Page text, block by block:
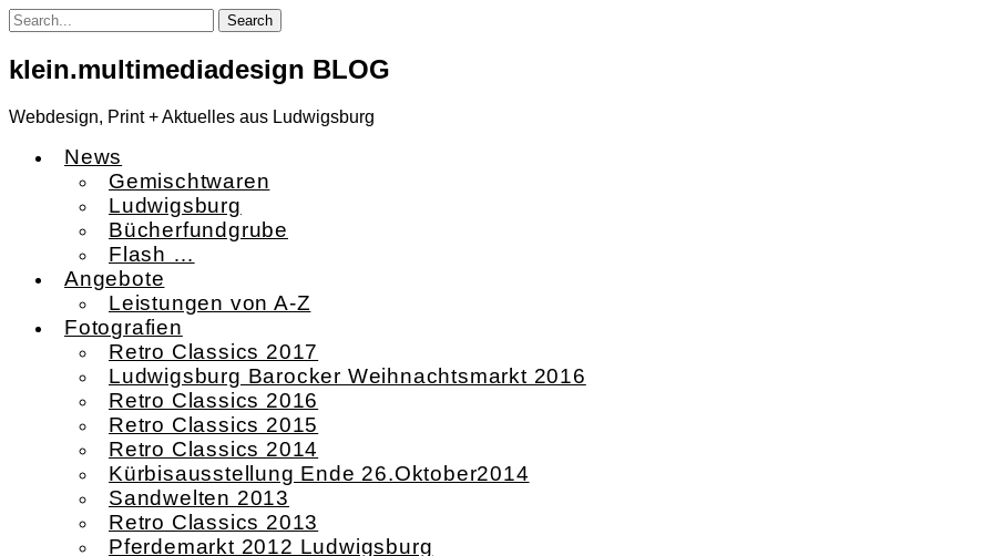
Skip
to
content
klein.multimediadesign BLOG
Webdesign, Print + Aktuelles aus Ludwigsburg
News
Gemischtwaren
Ludwigsburg
Bücherfundgrube
Flash …
Angebote
Leistungen von A-Z
Fotografien
Retro Classics 2017
Ludwigsburg Barocker Weihnachtsmarkt 2016
Retro Classics 2016
Retro Classics 2015
Retro Classics 2014
Kürbisausstellung Ende 26.Oktober2014
Sandwelten 2013
Retro Classics 2013
Pferdemarkt 2012 Ludwigsburg